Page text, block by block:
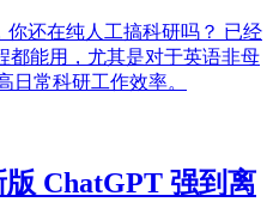
你还在纯人工搞科研吗？ 已经
都能用，尤其是对于英语非母
日常科研工作效率。
ChatGPT 强到离